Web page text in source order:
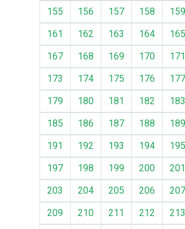
155
156 157 158 159
161
162 163 164 165
167
168 169 170 171
173
174 175 176 177
179
180 181 182 183
185
186 187 188 189
191
192 193 194 195
197
198 199 200 201
203
204 205 206 207
209
210 211 212 213